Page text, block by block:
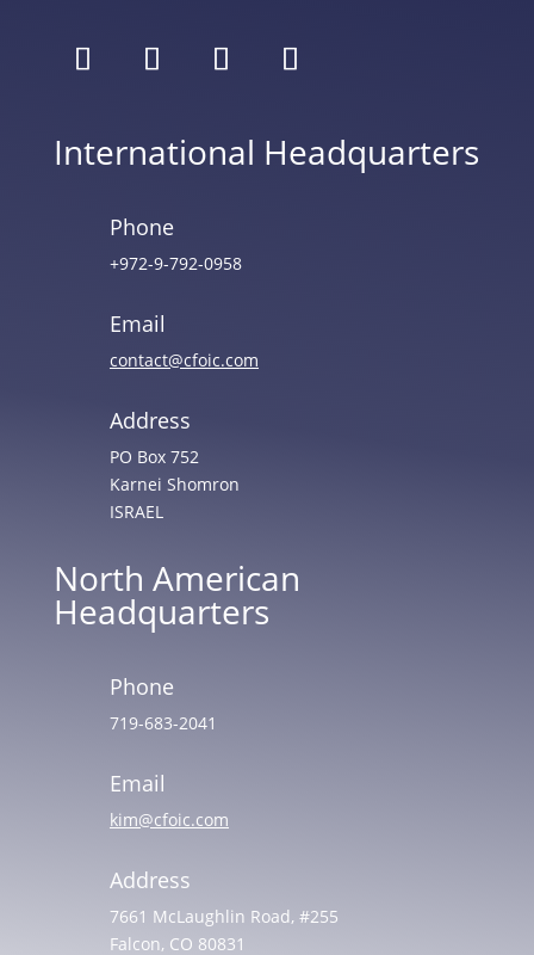
International Headquarters
Phone
+972-9-792-0958
Email
contact@cfoic.com
Address
PO Box 752
Karnei Shomron
ISRAEL
North American
Headquarters
Phone
719-683-2041
Email
kim@cfoic.com
Address
7661 McLaughlin Road, #255
Falcon, CO 80831